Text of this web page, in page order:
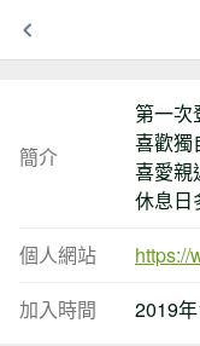
簡介
第一次
喜歡獨
喜愛親
休息日
個人網站
https://
加入時間
2019